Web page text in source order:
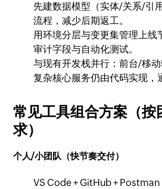
先建数据模型（实体/关系/引
流程，减少后期返工。
用环境分层与变更集管理上线
审计字段与自动化测试。
与现有开发栈并行：前台/移
复杂核心服务仍由代码实现，
常见工具组合方案（按
求）
个人/小团队（快节奏交付）
VS Code + GitHub +